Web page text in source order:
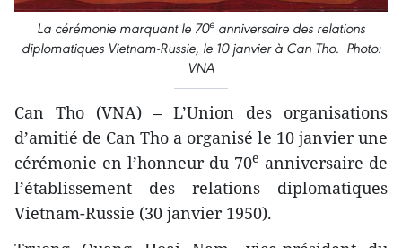
La cérémonie marquant le 70e anniversaire des relations
diplomatiques Vietnam-Russie, le 10 janvier à Can Tho. Photo:
VNA
Can Tho (VNA) – L’Union des organisations
d’amitié de Can Tho a organisé le 10 janvier une
cérémonie en l’honneur du 70e anniversaire de
l’établissement des relations diplomatiques
Vietnam-Russie (30 janvier 1950).